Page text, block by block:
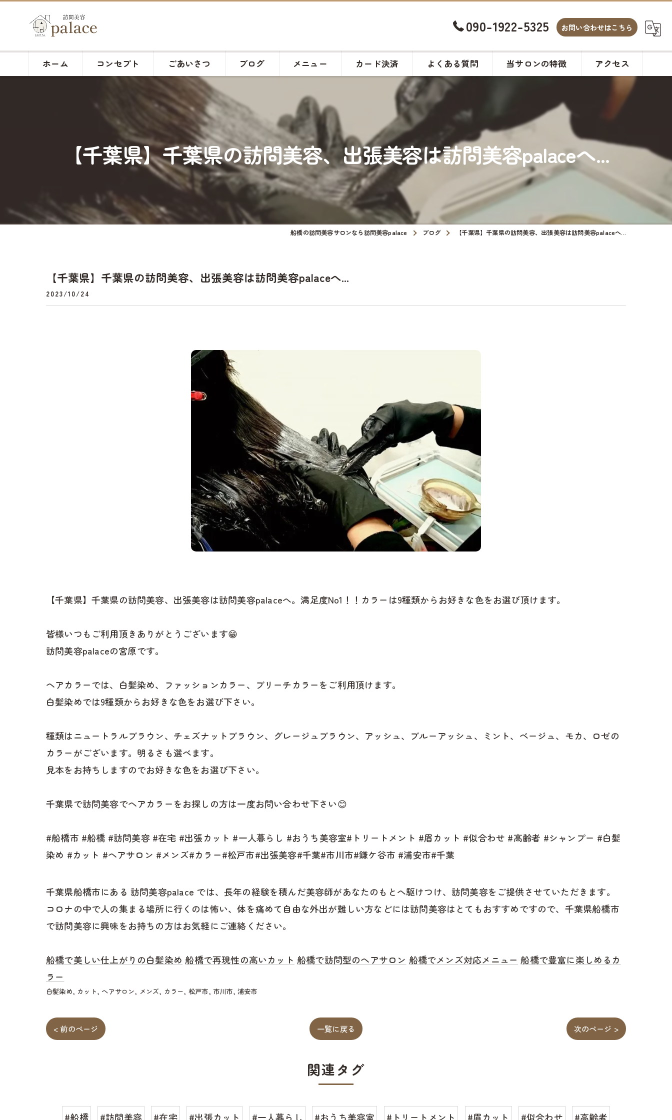
090-1922-5325 お問い合わせはこちら
ホーム コンセプト ごあいさつ ブログ メニュー カード決済 よくある質問 当サロンの特徴
カット
ヘアサロン
メンズ
カラー
アクセス
【千葉県】千葉県の訪問美容、出張美容は訪問美容palaceへ...
船橋の訪問美容サロンなら訪問美容palace ブログ 【千葉県】千葉県の訪問美容、出張美容は訪問美容palaceへ...
【千葉県】千葉県の訪問美容、出張美容は訪問美容palaceへ...
2023/10/24
【千葉県】千葉県の訪問美容、出張美容は訪問美容palaceへ。満足度No1！！カラーは9種類からお好きな色をお選び頂けます。
皆様いつもご利用頂きありがとうございます😁
訪問美容palaceの宮原です。
ヘアカラーでは、白髪染め、ファッションカラー、ブリーチカラーをご利用頂けます。
白髪染めでは9種類からお好きな色をお選び下さい。
種類はニュートラルブラウン、チェズナットブラウン、グレージュブラウン、アッシュ、ブルーアッシュ、ミント、ベージュ、モカ、ロゼの
カラーがございます。明るさも選べます。
見本をお持ちしますのでお好きな色をお選び下さい。
千葉県で訪問美容でヘアカラーをお探しの方は一度お問い合わせ下さい😊
#船橋市 #船橋 #訪問美容 #在宅 #出張カット #一人暮らし #おうち美容室#トリートメント #眉カット #似合わせ #高齢者 #シャンプー #白髪
染め #カット #ヘアサロン #メンズ#カラー#松戸市#出張美容#千葉#市川市#鎌ケ谷市 #浦安市#千葉
千葉県船橋市にある 訪問美容palace では、長年の経験を積んだ美容師があなたのもとへ駆けつけ、訪問美容をご提供させていただきます。
コロナの中で人の集まる場所に行くのは怖い、体を痛めて自由な外出が難しい方などには訪問美容はとてもおすすめですので、千葉県船橋市
で訪問美容に興味をお持ちの方はお気軽にご連絡ください。
船橋で美しい仕上がりの白髪染め 船橋で再現性の高いカット 船橋で訪問型のヘアサロン 船橋でメンズ対応メニュー 船橋で豊富に楽しめるカ
ラー
白髪染め カット ヘアサロン メンズ カラー 松戸市 市川市 浦安市
< 前のページ 一覧に戻る 次のページ >
関連タグ
#船橋 #訪問美容 #在宅 #出張カット #一人暮らし #おうち美容室 #トリートメント #眉カット #似合わせ
#高齢者